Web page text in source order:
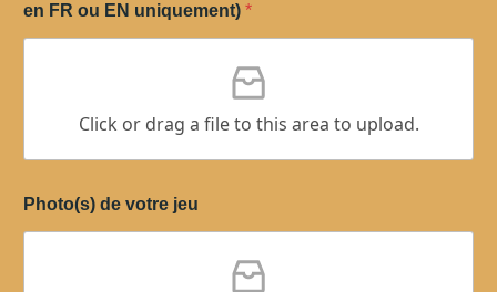
en FR ou EN uniquement) *
Click or drag a file to this area to upload.
Photo(s) de votre jeu